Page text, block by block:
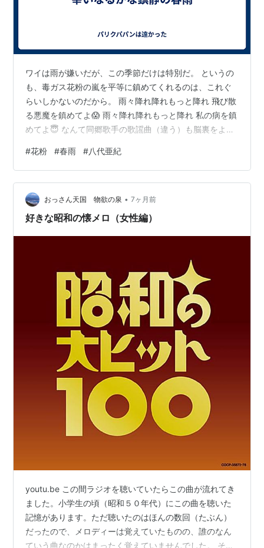
ワイは雨が嫌いだが、この季節だけは特別だ。 というの
も、毒ガス花粉の嵐を平等に鎮めてくれるのは、これぐ
らいしかないのだから。 雨々降れ降れもっと降れ 飛び散
る悪魔を鎮めてよ😱 雨々降れ降れもっと降れ 私の病を鎮
めてよ😇 なんて同郷歌手の歌謡曲（違う）も脳裏をよぎ
#花粉 #春雨 #八代亜紀
おっさん天国 物欲の泉 • 7ヶ月前
好きな昭和の懐メロ（女性編）
youtu.be この間ラジオを聴いていたらこの曲が流れてき
ました。小学生の頃（昭和５０年代）にこの曲を聴いた
記憶があります。ただ聴いたのはほんの数回（たぶん）
だったので、メロディーは覚えていたものの、誰のなん
ていう曲なのかはまったく覚えていませんでした。 それ